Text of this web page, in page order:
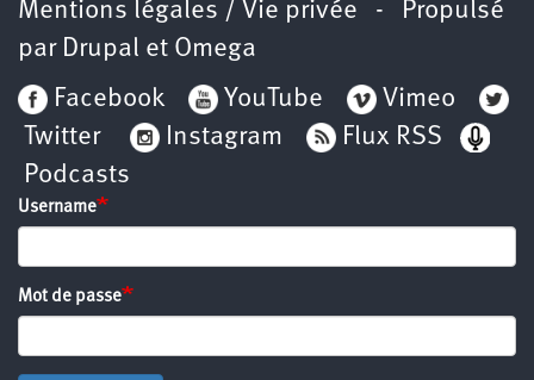
Mentions légales / Vie privée - Propulsé
par Drupal et Omega
Facebook
YouTube
Vimeo
Twitter
Instagram
Flux RSS
Podcasts
Username
Mot de passe